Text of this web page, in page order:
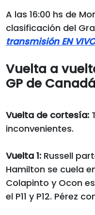
A las 16:00 hs de
clasificación del
transmisión EN
Vuelta a
GP de
Vuelta de cortesía:
inconvenientes.
Vuelta 1: Russell
Hamilton se cuela
Colapinto y Ocon
el P11 y P12. Pérez